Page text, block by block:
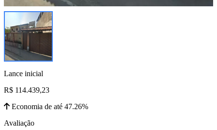
Lance inicial
R$ 114.439,23
Economia de até 47.26%
Avaliação